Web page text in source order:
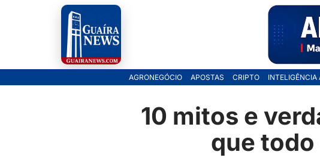
AGRONEGÓCIO APOSTAS CRIPTO INTELIGÊNCIA
10 mitos e
que